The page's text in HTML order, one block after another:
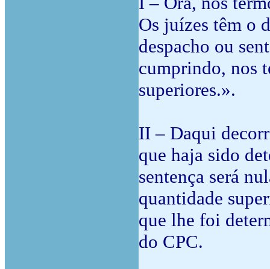
Os juízes têm o
despacho ou
cumprindo, nos
superiores.».
II – Daqui
que haja sido
sentença será
quantidade
que lhe foi
do CPC.